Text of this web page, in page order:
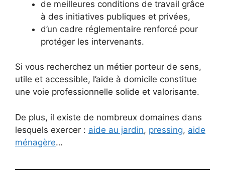
de meilleures conditions de travail grâce
à des initiatives publiques et privées,
d’un cadre réglementaire renforcé pour
protéger les intervenants.
Si vous recherchez un métier porteur de sens,
utile et accessible, l’aide à domicile constitue
une voie professionnelle solide et valorisante.
De plus, il existe de nombreux domaines dans
lesquels exercer : aide au jardin, pressing, aide
ménagère…